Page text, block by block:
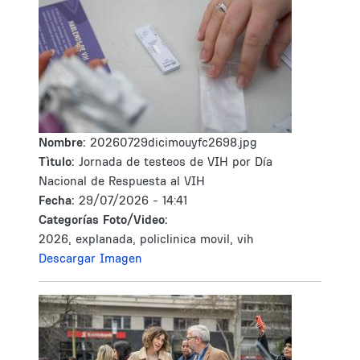
Nombre: 20260729dicimouyfc2698.jpg
Tìtulo: Jornada de testeos de VIH por Día
Nacional de Respuesta al VIH
Fecha: 29/07/2026 - 14:41
Categorías Foto/Video:
2026, explanada, policlinica movil, vih
Descargar Imagen